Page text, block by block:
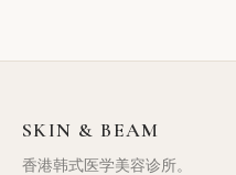
SKIN & BEAM
香港韩式医学美容诊所。